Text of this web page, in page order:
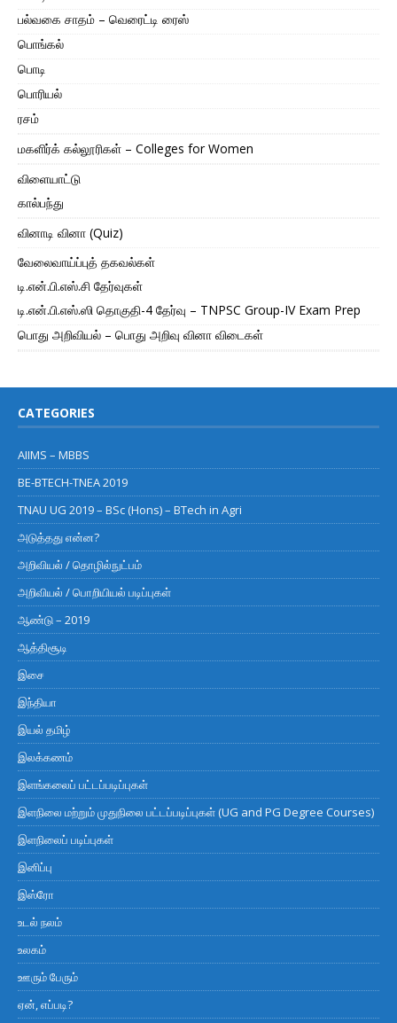
பல்வகை சாதம் – வெரைட்டி ரைஸ்
பொங்கல்
பொடி
பொரியல்
ரசம்
மகளிர்க் கல்லூரிகள் – Colleges for Women
விளையாட்டு
கால்பந்து
வினாடி வினா (Quiz)
வேலைவாய்ப்புத் தகவல்கள்
டி.என்.பி.எஸ்.சி தேர்வுகள்
டி.என்.பி.எஸ்.ஸி தொகுதி-4 தேர்வு – TNPSC Group-IV Exam Prep
பொது அறிவியல் – பொது அறிவு வினா விடைகள்
CATEGORIES
AIIMS – MBBS
BE-BTECH-TNEA 2019
TNAU UG 2019 – BSc (Hons) – BTech in Agri
அடுத்தது என்ன?
அறிவியல் / தொழில்நுட்பம்
அறிவியல் / பொறியியல் படிப்புகள்
ஆண்டு – 2019
ஆத்திசூடி
இசை
இந்தியா
இயல் தமிழ்
இலக்கணம்
இளங்கலைப் பட்டப்படிப்புகள்
இளநிலை மற்றும் முதுநிலை பட்டப்படிப்புகள் (UG and PG Degree Courses)
இளநிலைப் படிப்புகள்
இனிப்பு
இஸ்ரோ
உடல் நலம்
உலகம்
ஊரும் பேரும்
ஏன், எப்படி?